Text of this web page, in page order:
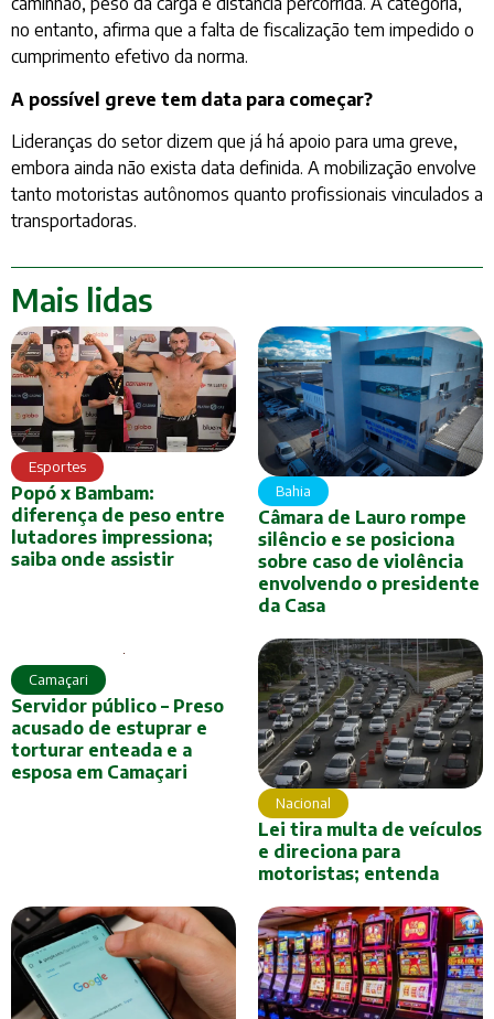
no entanto, afirma que a falta de fiscalização tem impedido o
cumprimento efetivo da norma.
A possível greve tem data para começar?
Lideranças do setor dizem que já há apoio para uma greve,
embora ainda não exista data definida. A mobilização envolve
tanto motoristas autônomos quanto profissionais vinculados a
transportadoras.
Mais lidas
Esportes
Popó x Bambam:
diferença de peso entre
lutadores impressiona;
saiba onde assistir
Bahia
Câmara de Lauro rompe
silêncio e se posiciona
sobre caso de violência
envolvendo o presidente
da Casa
Camaçari
Servidor público – Preso
acusado de estuprar e
torturar enteada e a
esposa em Camaçari
Nacional
Lei tira multa de veículos
e direciona para
motoristas; entenda